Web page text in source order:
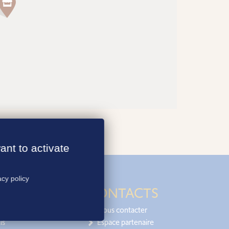
CONTACTS
Nous contacter
Espace partenaire
to activate
policy